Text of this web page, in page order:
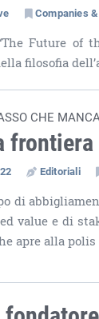
Companies
Future of
filosofia
CHE MANCA
Editoriali
di
value e di
apre alla